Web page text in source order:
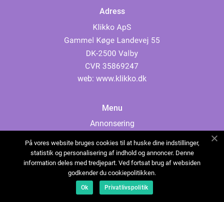
Adress
web: www.klikko.dk
Menu
Annonsering
Cookies
Kontakta oss
Sitemap
På vores website bruges cookies til at huske dine indstillinger,
statistik og personalisering af indhold og annoncer. Denne
information deles med tredjepart. Ved fortsat brug af websiden
godkender du cookiepolitikken.
Ok Privatlivspolitik